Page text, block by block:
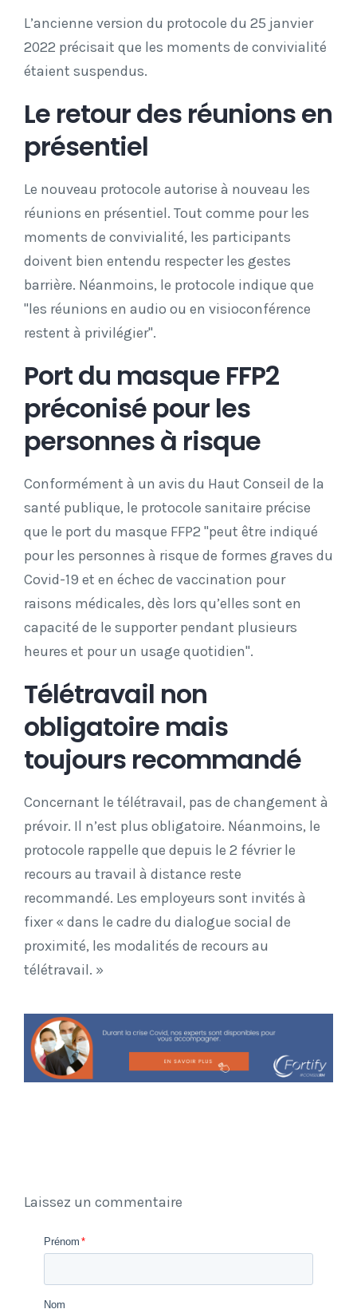
L’ancienne version du protocole du 25 janvier
2022 précisait que les moments de convivialité
étaient suspendus.
Le retour des réunions en
présentiel
Le nouveau protocole autorise à nouveau les
réunions en présentiel. Tout comme pour les
moments de convivialité, les participants
doivent bien entendu respecter les gestes
barrière. Néanmoins, le protocole indique que
"les réunions en audio ou en visioconférence
restent à privilégier".
Port du masque FFP2
préconisé pour les
personnes à risque
Conformément à un avis du Haut Conseil de la
santé publique, le protocole sanitaire précise
que le port du masque FFP2 "peut être indiqué
pour les personnes à risque de formes graves du
Covid-19 et en échec de vaccination pour
raisons médicales, dès lors qu’elles sont en
capacité de le supporter pendant plusieurs
heures et pour un usage quotidien".
Télétravail non
obligatoire mais
toujours recommandé
Concernant le télétravail, pas de changement à
prévoir. Il n’est plus obligatoire. Néanmoins, le
protocole rappelle que depuis le 2 février le
recours au travail à distance reste
recommandé. Les employeurs sont invités à
fixer « dans le cadre du dialogue social de
proximité, les modalités de recours au
télétravail. »
Laissez un commentaire
Prénom *
Nom